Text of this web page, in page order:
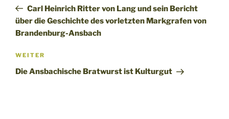
Beitrag
Carl Heinrich Ritter von Lang und sein Bericht
über die Geschichte des vorletzten Markgrafen von
Brandenburg-Ansbach
Nächster
Beitrag
WEITER
Die Ansbachische Bratwurst ist Kulturgut